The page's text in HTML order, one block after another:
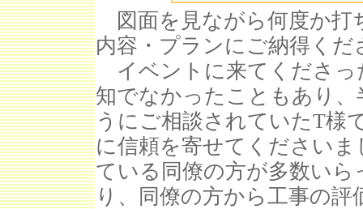
図面を見ながら何度か打
内容・プランにご納得く
イベントに来てくださっ
知でなかったこともあり
うにご相談されていたT様
に信頼を寄せてください
ている同僚の方が多数い
り、同僚の方から工事の